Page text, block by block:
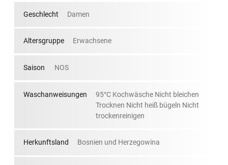
Geschlecht Damen
Altersgruppe Erwachsene
Saison NOS
Waschanweisungen
95°C Kochwäsche Nicht bleichen
Trocknen Nicht heiß bügeln Nicht
trockenreinigen
Herkunftsland Bosnien und Herzegowina